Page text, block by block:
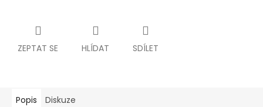
ZEPTAT SE HLÍDAT SDÍLET
Popis Diskuze